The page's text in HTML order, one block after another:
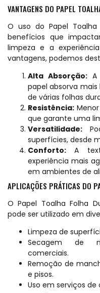
VANTAGENS DO PAPEL
O uso do Papel
benefícios que
limpeza e a
vantagens, podemos
Alta Absorção:
papel absorva mais
de várias folhas
Resistência:
que garante uma
Versatilidade:
superfícies, desde
Conforto: A
experiência mais
em ambientes de
APLICAÇÕES PRÁTICAS DO
O Papel Toalha Folha
pode ser utilizado em
Limpeza de
Secagem de
comerciais.
Remoção de
e pisos.
Uso em serviços